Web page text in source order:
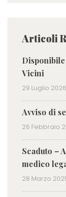
Articoli
Vicini
29 Luglio 2026
Avviso di
26 Febbraio
Scaduto –
medico
28 Marzo